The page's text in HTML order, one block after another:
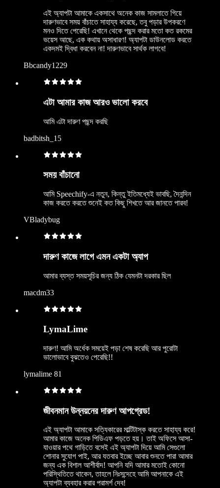
এই অ্যাপটা আমাকে একসাথে অনেক কাজ সামলাতে গিয়ে
দারুণভাবে সময় বাঁচাতে সাহায্য করেছে, তবু পড়ার উপকরণে
মনও দিতে পেরেছি! এখানে থেকে পছন্দ করার মতো কত রকমের
ভয়েস আছে, এক কথায় অসাধারণ! অ্যাপটা ডাউনলোড করতে
একদমই দ্বিধা করবেন না! দারুণভাবে সার্থক লাগবে!
Bbcandy1229
এটা আমার কাজ আরও ভালো করবে
আমি এটা দারুণ পছন্দ করছি
badbitsh_15
সময় বাঁচানো
আমি Speechify-এ নতুন, কিন্তু ইতিমধ্যেই ভাবছি, দৈনন্দিন
কাজ করতে করতে শুনেই কত কিছু শিখতে আর জানতে পারব!
VBladybug
দারুণ কাজে লাগে এমন একটা অ্যাপ
আমার ব্যস্ত সময়সূচির জন্য ঠিক যেমনটা দরকার ছিল
macdm33
LymaLime
দারুণ! আমি অর্ধেক সময়েই পড়া শেষ করেছি আর পুরোটা
ভালোভাবে বুঝতেও পেরেছি!!
lymalime 81
জীবনমান উন্নয়নের দারুণ আপগ্রেড!
এই অ্যাপটা আমাকে সত্যিকারের মাল্টিটাস্ক করতে সাহায্য করে!
আমার কাজে অনেক পিডিএফ পড়তে হয়। তাই অফিসে আসা-
যাওয়ার পথে গাড়িতে বসেই এই অ্যাপটা দিয়ে আমি সেগুলো
শোনার সুযোগ পাই, আর যতবার ইচ্ছে আবার শুনতে পারা আমার
জন্য এক বিশাল আশীর্বাদ! আপনি যদি আমার মতোই কোনো
পরিস্থিতিতে থাকেন, তাহলে নিঃসন্দেহে আমি আপনাকে এই
অ্যাপটা ব্যবহার করার পরামর্শ দেব!